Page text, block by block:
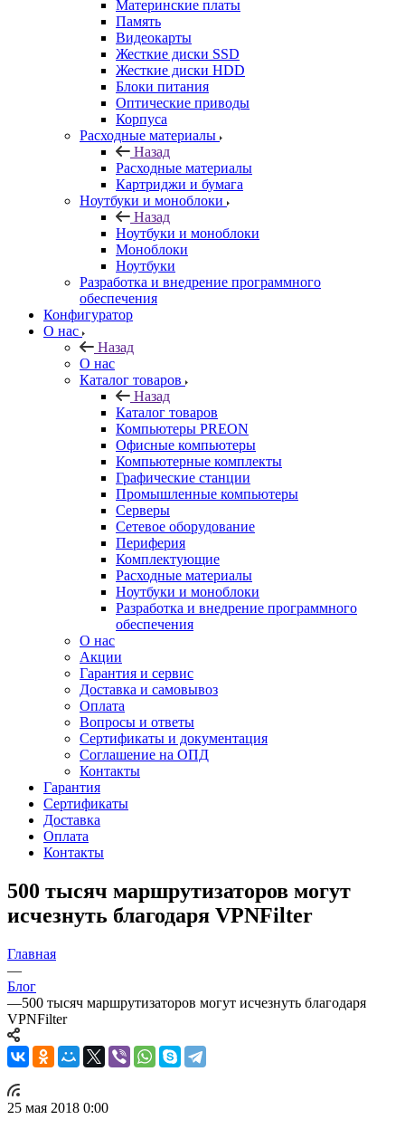
Материнские платы
Память
Видеокарты
Жесткие диски SSD
Жесткие диски HDD
Блоки питания
Оптические приводы
Корпуса
Расходные материалы
Назад
Расходные материалы
Картриджи и бумага
Ноутбуки и моноблоки
Назад
Ноутбуки и моноблоки
Моноблоки
Ноутбуки
Разработка и внедрение программного
обеспечения
Конфигуратор
О нас
Назад
О нас
Каталог товаров
Назад
Каталог товаров
Компьютеры PREON
Офисные компьютеры
Компьютерные комплекты
Графические станции
Промышленные компьютеры
Серверы
Сетевое оборудование
Периферия
Комплектующие
Расходные материалы
Ноутбуки и моноблоки
Разработка и внедрение программного
обеспечения
О нас
Акции
Гарантия и сервис
Доставка и самовывоз
Оплата
Вопросы и ответы
Сертификаты и документация
Соглашение на ОПД
Контакты
Гарантия
Сертификаты
Доставка
Оплата
Контакты
500 тысяч маршрутизаторов могут
исчезнуть благодаря VPNFilter
Главная
—
Блог
—500 тысяч маршрутизаторов могут исчезнуть благодаря
VPNFilter
25 мая 2018 0:00